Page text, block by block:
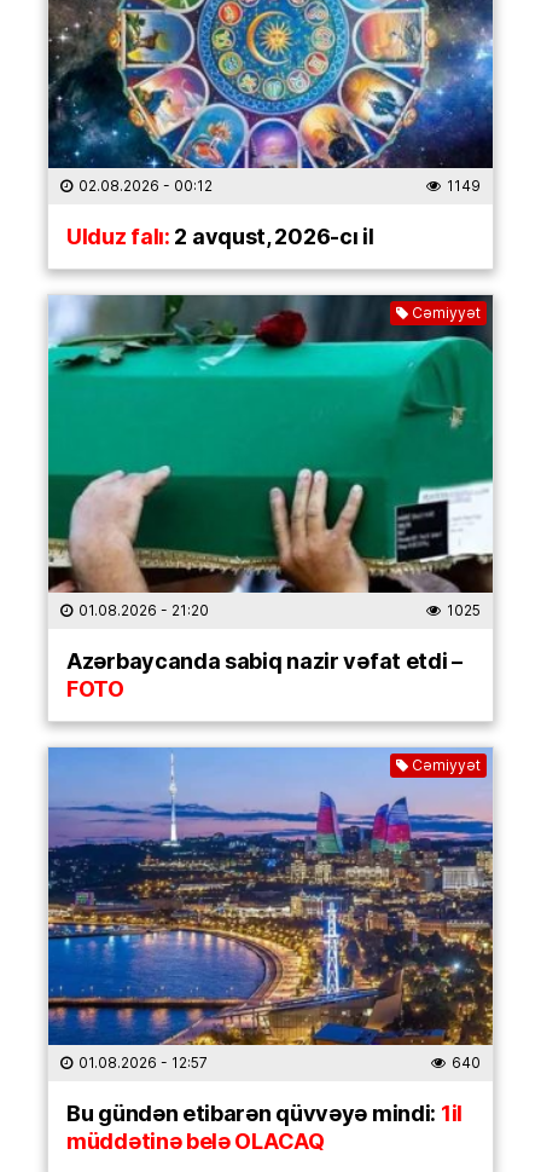
02.08.2026 - 00:12 1149
Ulduz falı:2 avqust, 2026-cı il
Cəmiyyət
01.08.2026 - 21:20 1025
Azərbaycanda sabiq nazir vəfat etdi –
FOTO
Cəmiyyət
01.08.2026 - 12:57 640
Bu gündən etibarən qüvvəyə mindi: 1il
müddətinə belə OLACAQ